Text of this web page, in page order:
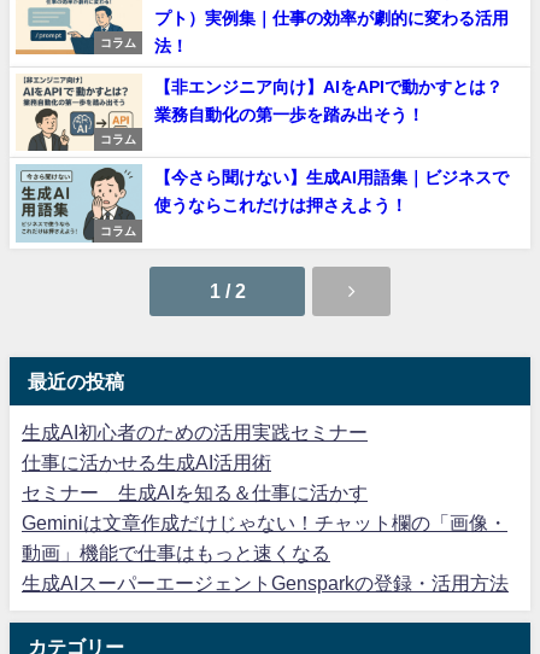
コラム
プト）実例集｜仕事の効率が劇的に変わる活用
法！
コラム
【非エンジニア向け】AIをAPIで動かすとは？
業務自動化の第一歩を踏み出そう！
コラム
【今さら聞けない】生成AI用語集｜ビジネスで
使うならこれだけは押さえよう！
1 / 2
最近の投稿
生成AI初心者のための活用実践セミナー
仕事に活かせる生成AI活用術
セミナー 生成AIを知る＆仕事に活かす
Geminiは文章作成だけじゃない！チャット欄の「画像・
動画」機能で仕事はもっと速くなる
生成AIスーパーエージェントGensparkの登録・活用方法
カテゴリー